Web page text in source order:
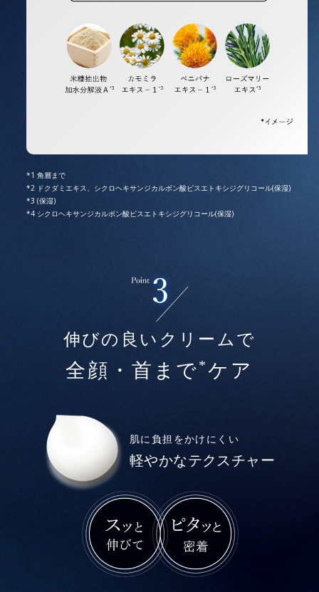
角層まで
ドクダミエキス、シクロヘキサンジカルボン酸ビスエトキシジグリコール(保湿)
(保湿)
シクロヘキサンジカルボン酸ビスエトキシジグリコール(保湿)
伸びの良いクリームで
全顔・首まで*ケア
肌に負担をかけにくい
軽やかなテクスチャー